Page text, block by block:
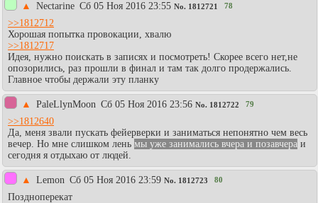
▲ Nectarine Сб 05 Ноя 2016 23:55 No. 1812721 78
>>1812712
Хорошая попытка провокации, хвалю
>>1812717
Идея, нужно поискать в записях и посмотреть! Скорее всего нет,не
опозорились, раз прошли в финал и там так долго продержались.
Главное чтобы держали эту планку
▲ PaleLlynMoon Сб 05 Ноя 2016 23:56 No. 1812722 79
>>1812640
Да, меня звали пускать фейерверки и заниматься непонятно чем весь
вечер. Но мне слишком лень мы уже занимались вчера и позавчера и
сегодня я отдыхаю от людей.
▲ Lemon Сб 05 Ноя 2016 23:59 No. 1812723 80
Поздноперекат